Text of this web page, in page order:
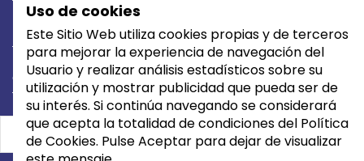
MARCAS
CONTÁCTANOS
Uso de cookies
Este Sitio Web utiliza cookies propias y de terceros
para mejorar la experiencia de navegación del
Usuario y realizar análisis estadísticos sobre su
utilización y mostrar publicidad que pueda ser de
su interés. Si continúa navegando se considerará
que acepta la totalidad de condiciones del Política
de Cookies. Pulse Aceptar para dejar de visualizar